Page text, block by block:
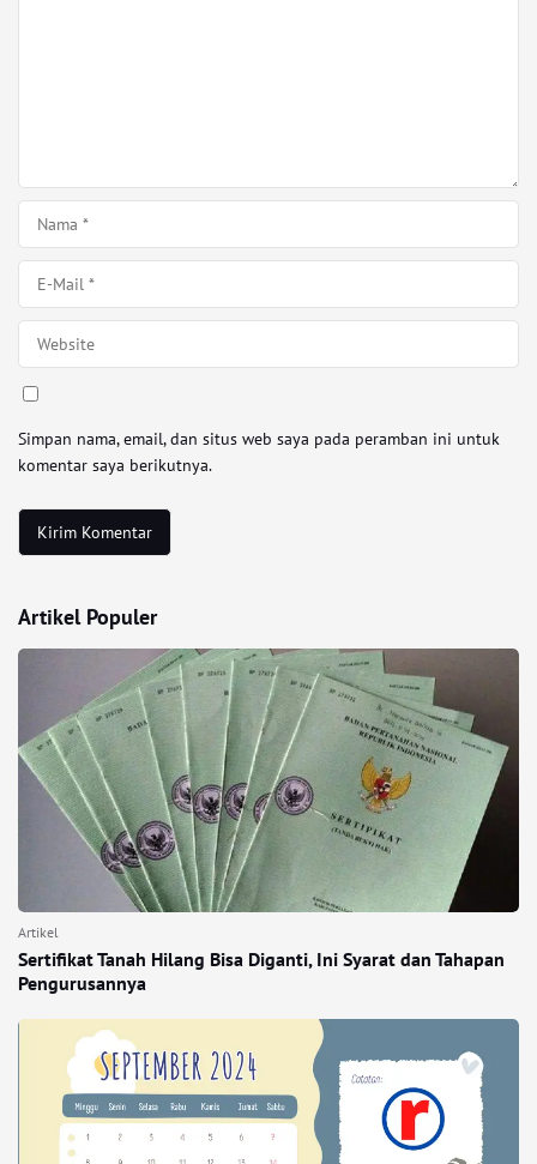
Simpan nama, email, dan situs web saya pada peramban ini untuk
komentar saya berikutnya.
Artikel Populer
Artikel
Sertifikat Tanah Hilang Bisa Diganti, Ini Syarat dan Tahapan
Pengurusannya